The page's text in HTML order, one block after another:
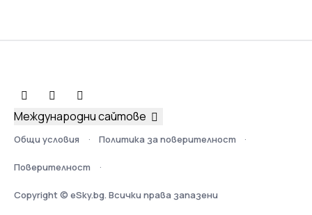
Общи условия Политика за поверителност
Поверителност
Copyright © eSky.bg. Всички права запазени
Международни сайтове